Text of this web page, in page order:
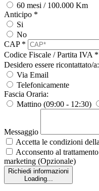
60 mesi / 100.000 Km
Anticipo *
Si
No
CAP *
Codice Fiscale / Partita IVA *
Desidero essere ricontattato/a:
Via Email
Telefonicamente
Fascia Oraria:
Mattino (09:00 - 12:30)
Messaggio
Accetta le condizioni
Acconsento al
marketing (Opzionale)
Richiedi informazioni
Loading...